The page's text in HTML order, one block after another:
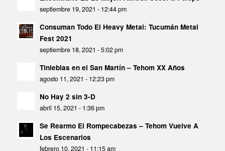
septiembre 19, 2021 - 12:44 pm
Consuman Todo El Heavy Metal: Tucumán Metal
Fest 2021
septiembre 18, 2021 - 5:02 pm
Tinieblas en el San Martín – Tehom XX Años
agosto 11, 2021 - 12:23 pm
No Hay 2 sin 3-D
abril 15, 2021 - 1:36 pm
Se Rearmo El Rompecabezas – Tehom Vuelve A
Los Escenarios
febrero 10, 2021 - 11:15 am